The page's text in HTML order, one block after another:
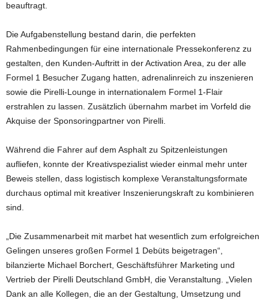
beauftragt.
Die Aufgabenstellung bestand darin, die perfekten
Rahmenbedingungen für eine internationale Pressekonferenz zu
gestalten, den Kunden-Auftritt in der Activation Area, zu der alle
Formel 1 Besucher Zugang hatten, adrenalinreich zu inszenieren
sowie die Pirelli-Lounge in internationalem Formel 1-Flair
erstrahlen zu lassen. Zusätzlich übernahm marbet im Vorfeld die
Akquise der Sponsoringpartner von Pirelli.
Während die Fahrer auf dem Asphalt zu Spitzenleistungen
aufliefen, konnte der Kreativspezialist wieder einmal mehr unter
Beweis stellen, dass logistisch komplexe Veranstaltungsformate
durchaus optimal mit kreativer Inszenierungskraft zu kombinieren
sind.
„Die Zusammenarbeit mit marbet hat wesentlich zum erfolgreichen
Gelingen unseres großen Formel 1 Debüts beigetragen“,
bilanzierte Michael Borchert, Geschäftsführer Marketing und
Vertrieb der Pirelli Deutschland GmbH, die Veranstaltung. „Vielen
Dank an alle Kollegen, die an der Gestaltung, Umsetzung und